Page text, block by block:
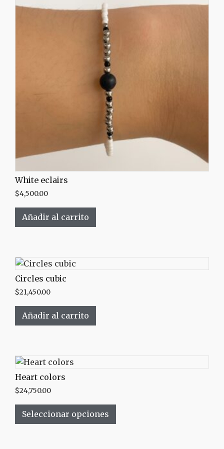
White eclairs
$4,500.00
Añadir al carrito
Circles cubic
$21,450.00
Añadir al carrito
Heart colors
$24,750.00
Seleccionar opciones